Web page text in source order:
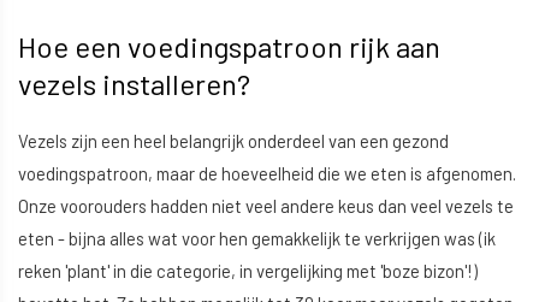
Hoe een voedingspatroon rijk aan
vezels installeren?
Vezels zijn een heel belangrijk onderdeel van een gezond
voedingspatroon, maar de hoeveelheid die we eten is afgenomen.
Onze voorouders hadden niet veel andere keus dan veel vezels te
eten - bijna alles wat voor hen gemakkelijk te verkrijgen was (ik
reken 'plant' in die categorie, in vergelijking met 'boze bizon'!)